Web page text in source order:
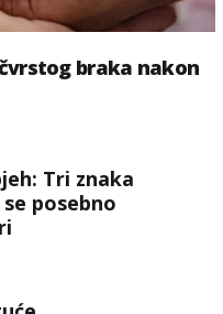
braka nakon
Tri znaka
posebno